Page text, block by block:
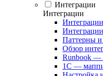
Интеграции
Интеграции
Интеграции
Паттерны
Обзор
Runbook —
1С —